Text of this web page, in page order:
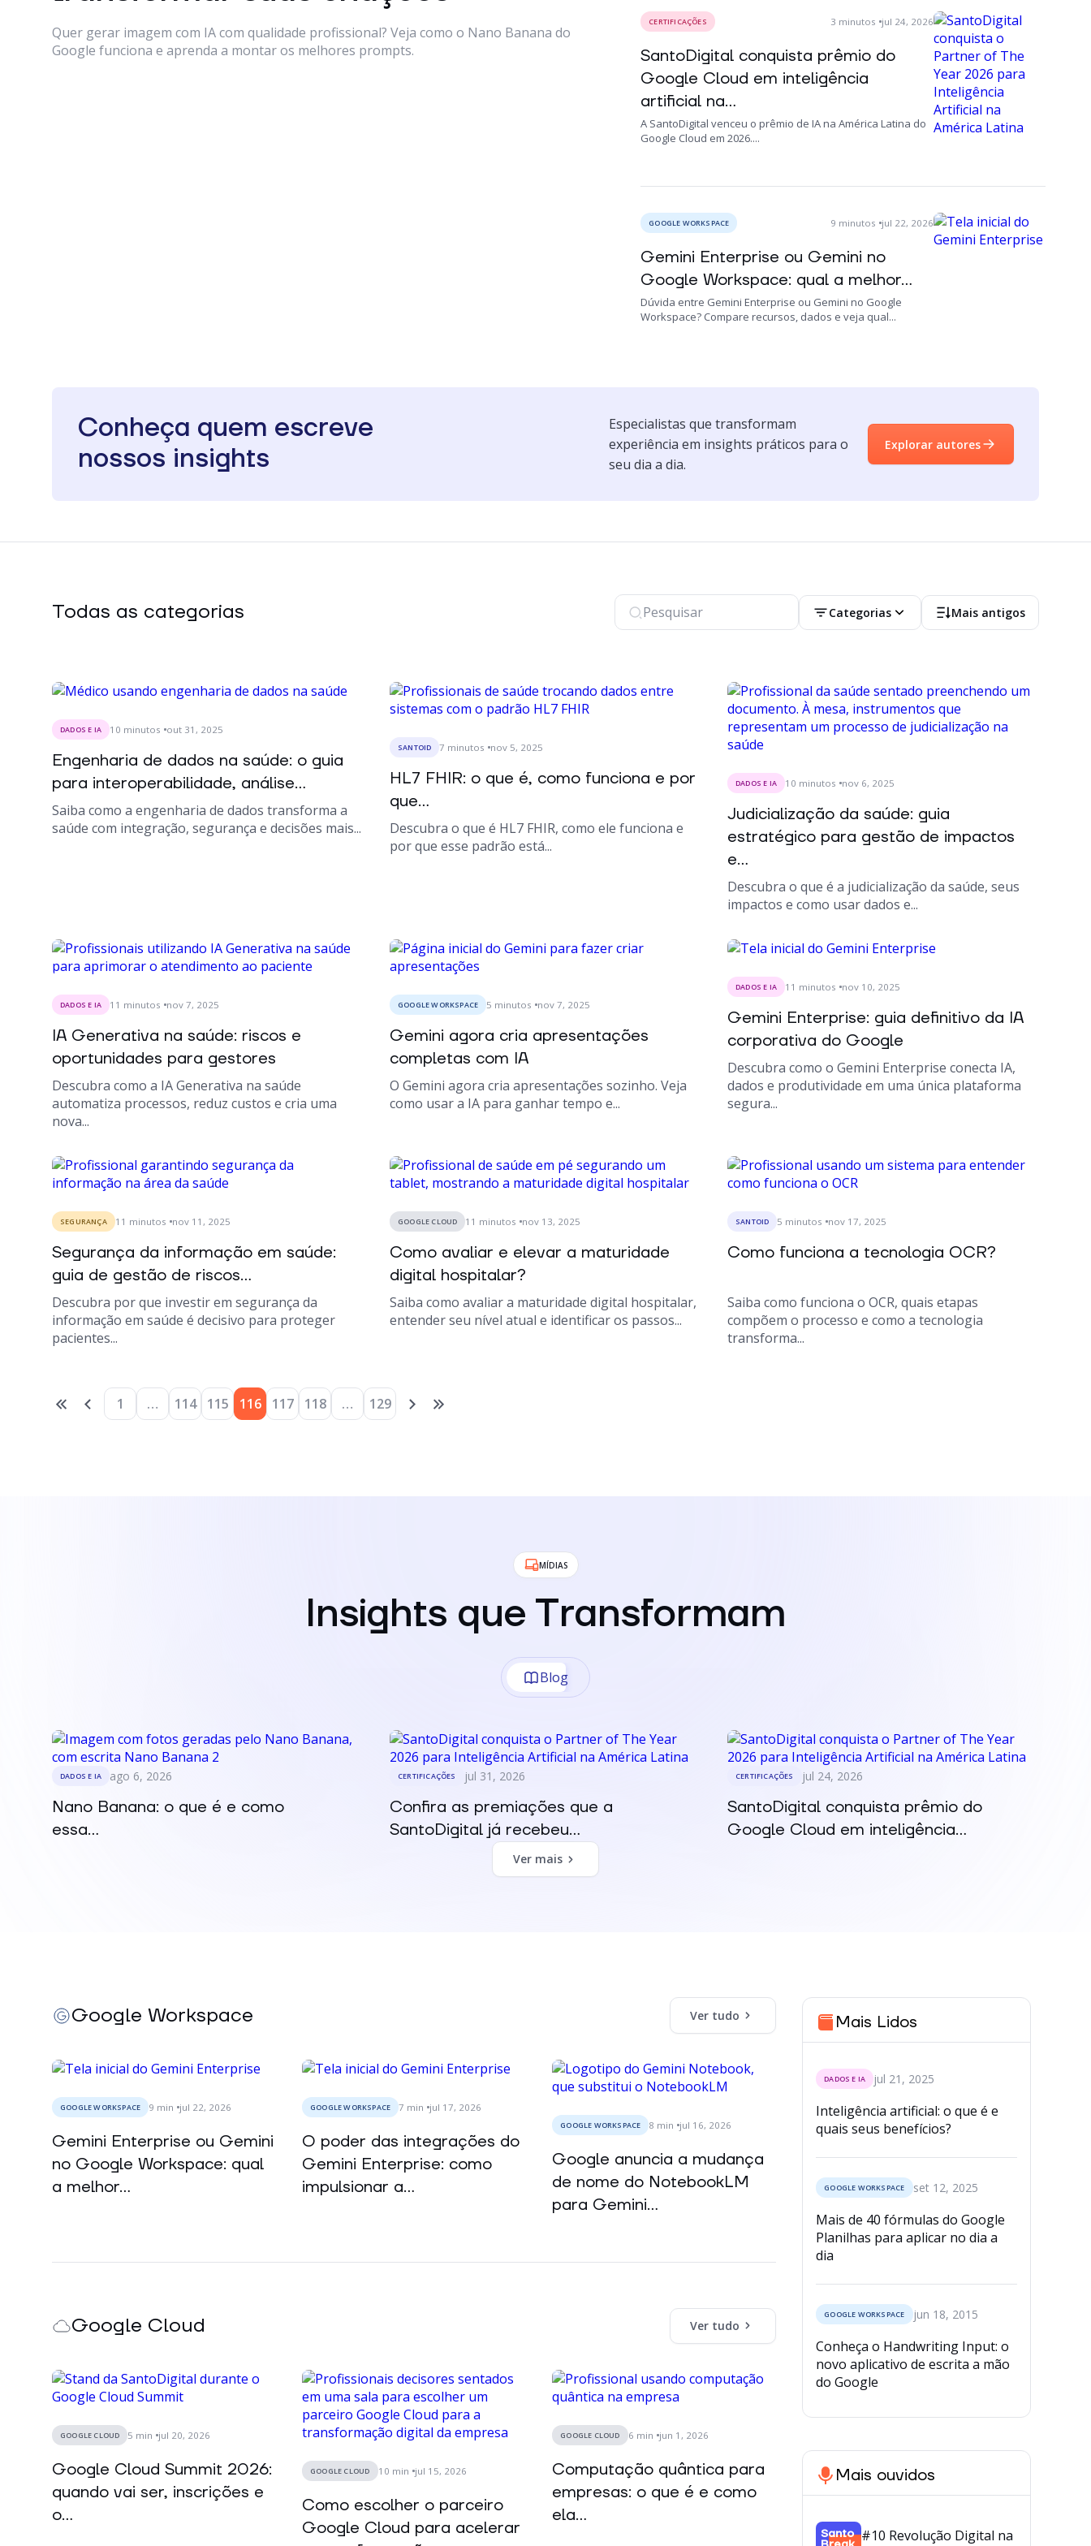
Quer gerar imagem com IA com qualidade profissional? Veja como o Nano Banana do
Google funciona e aprenda a montar os melhores prompts.
CERTIFICAÇÕES 3 minutos jul 24, 2026
SantoDigital conquista prêmio do
Google Cloud em inteligência
artificial na...
A SantoDigital venceu o prêmio de IA na América Latina do
Google Cloud em 2026....
GOOGLE WORKSPACE 9 minutos jul 22, 2026
Gemini Enterprise ou Gemini no
Google Workspace: qual a melhor...
Dúvida entre Gemini Enterprise ou Gemini no Google
Workspace? Compare recursos, dados e veja qual...
Conheça quem escreve
nossos insights
Especialistas que transformam
experiência em insights práticos para o
seu dia a dia.
Explorar autores
Todas as categorias Categorias Mais antigos
DADOS E IA 10 minutos out 31, 2025
Engenharia de dados na saúde: o guia
para interoperabilidade, análise...
Saiba como a engenharia de dados transforma a
saúde com integração, segurança e decisões mais...
SANTOID 7 minutos nov 5, 2025
HL7 FHIR: o que é, como funciona e por
que...
Descubra o que é HL7 FHIR, como ele funciona e
por que esse padrão está...
DADOS E IA 10 minutos nov 6, 2025
Judicialização da saúde: guia
estratégico para gestão de impactos
e...
Descubra o que é a judicialização da saúde, seus
impactos e como usar dados e...
DADOS E IA 11 minutos nov 7, 2025
IA Generativa na saúde: riscos e
oportunidades para gestores
Descubra como a IA Generativa na saúde
automatiza processos, reduz custos e cria uma
nova...
GOOGLE WORKSPACE 5 minutos nov 7, 2025
Gemini agora cria apresentações
completas com IA
O Gemini agora cria apresentações sozinho. Veja
como usar a IA para ganhar tempo e...
DADOS E IA 11 minutos nov 10, 2025
Gemini Enterprise: guia definitivo da IA
corporativa do Google
Descubra como o Gemini Enterprise conecta IA,
dados e produtividade em uma única plataforma
segura...
SEGURANÇA 11 minutos nov 11, 2025
Segurança da informação em saúde:
guia de gestão de riscos...
Descubra por que investir em segurança da
informação em saúde é decisivo para proteger
pacientes...
GOOGLE CLOUD 11 minutos nov 13, 2025
Como avaliar e elevar a maturidade
digital hospitalar?
Saiba como avaliar a maturidade digital hospitalar,
entender seu nível atual e identificar os passos...
SANTOID 5 minutos nov 17, 2025
Como funciona a tecnologia OCR?
Saiba como funciona o OCR, quais etapas
compõem o processo e como a tecnologia
transforma...
1 … 114 115 116 117 118 … 129
MÍDIAS
Insights que Transformam
Blog
DADOS E IA ago 6, 2026
Nano Banana: o que é e como
essa...
CERTIFICAÇÕES jul 31, 2026
Confira as premiações que a
SantoDigital já recebeu...
CERTIFICAÇÕES jul 24, 2026
SantoDigital conquista prêmio do
Google Cloud em inteligência...
Ver mais
Google Workspace Ver tudo
GOOGLE WORKSPACE 9 min jul 22, 2026
Gemini Enterprise ou Gemini
no Google Workspace: qual
a melhor...
GOOGLE WORKSPACE 7 min jul 17, 2026
O poder das integrações do
Gemini Enterprise: como
impulsionar a...
GOOGLE WORKSPACE 8 min jul 16, 2026
Google anuncia a mudança
de nome do NotebookLM
para Gemini...
Google Cloud Ver tudo
GOOGLE CLOUD 5 min jul 20, 2026
Google Cloud Summit 2026:
quando vai ser, inscrições e
o...
GOOGLE CLOUD 10 min jul 15, 2026
Como escolher o parceiro
Google Cloud para acelerar
GOOGLE CLOUD 6 min jun 1, 2026
Computação quântica para
empresas: o que é e como
ela...
Mais Lidos
DADOS E IA jul 21, 2025
Inteligência artificial: o que é e
quais seus benefícios?
GOOGLE WORKSPACE set 12, 2025
Mais de 40 fórmulas do Google
Planilhas para aplicar no dia a
dia
GOOGLE WORKSPACE jun 18, 2015
Conheça o Handwriting Input: o
novo aplicativo de escrita a mão
do Google
Mais ouvidos
Santo #10 Revolução Digital na